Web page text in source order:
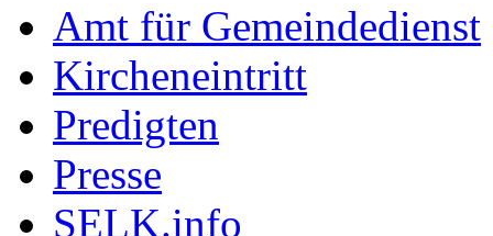
Amt für Gemeindedienst
Kircheneintritt
Predigten
Presse
SELK.info